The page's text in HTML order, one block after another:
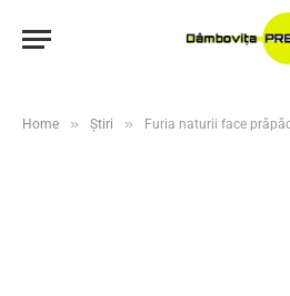
Home » Știri » Furia naturii face prăpăd: